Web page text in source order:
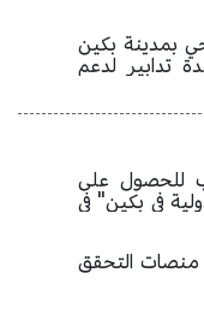
بمدينة بكين
تدابير لدعم
للحصول على
في بكين" في
منصات التحقق